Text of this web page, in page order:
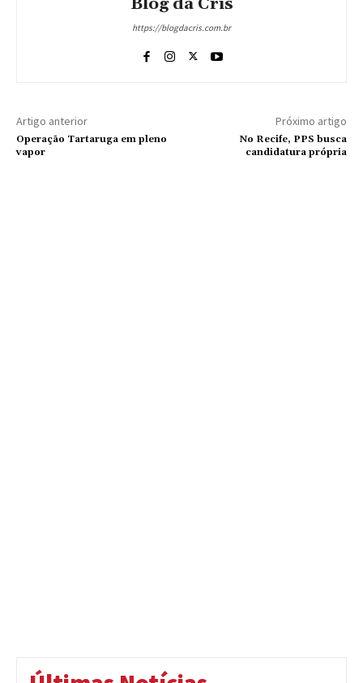
https://blogdacris.com.br
Artigo anterior
Operação Tartaruga em pleno
vapor
Próximo artigo
No Recife, PPS busca
candidatura própria